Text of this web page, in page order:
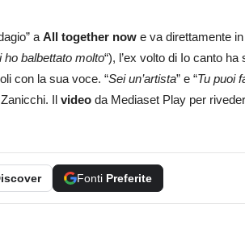
a All together now e va direttamente
ho balbettato molto“), l’ex volto di Io canto
con la sua voce. “Sei un’artista” e “Tu puoi
Il video da Mediaset Play per
Fonti Preferite